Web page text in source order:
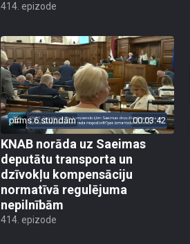
414. epizode
pirms 6 stundām 00:03:42
KNAB norāda uz Saeimas
deputātu transporta un
dzīvokļu kompensāciju
normatīvā regulējuma
nepilnībām
414. epizode